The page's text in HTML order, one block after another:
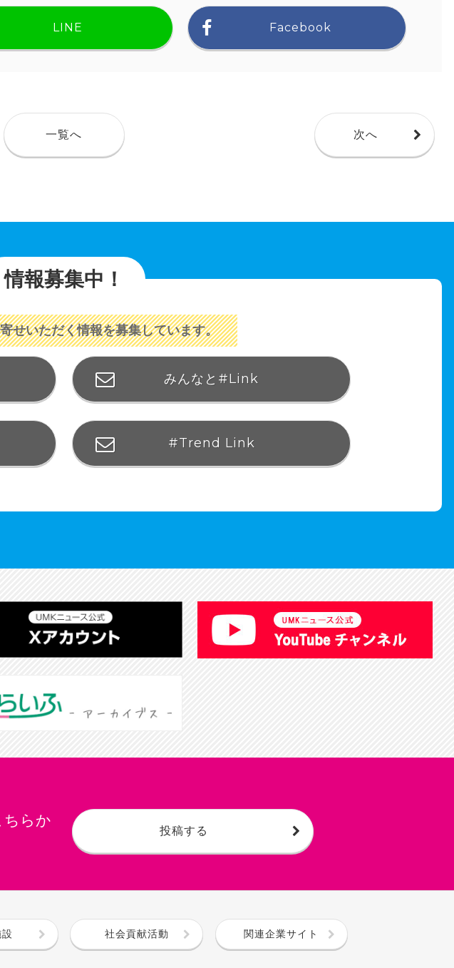
LINE Facebook
一覧へ 次へ
情報募集中！
せいただく情報を募集しています。
みんなと#Link
#Trend Link
ちらか
投稿する
社会貢献活動 関連企業サイト